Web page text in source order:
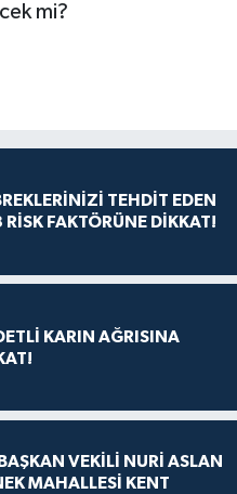
mi?
TEHDİT EDEN
RİSK FAKTÖRÜNE DİKKAT!
KARIN AĞRISINA
BAŞKAN VEKİLİ NURİ ASLAN
MAHALLESİ KENT